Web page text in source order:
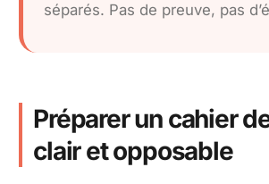
séparés. Pas de preuve, pas
Préparer un cahier
clair et opposable